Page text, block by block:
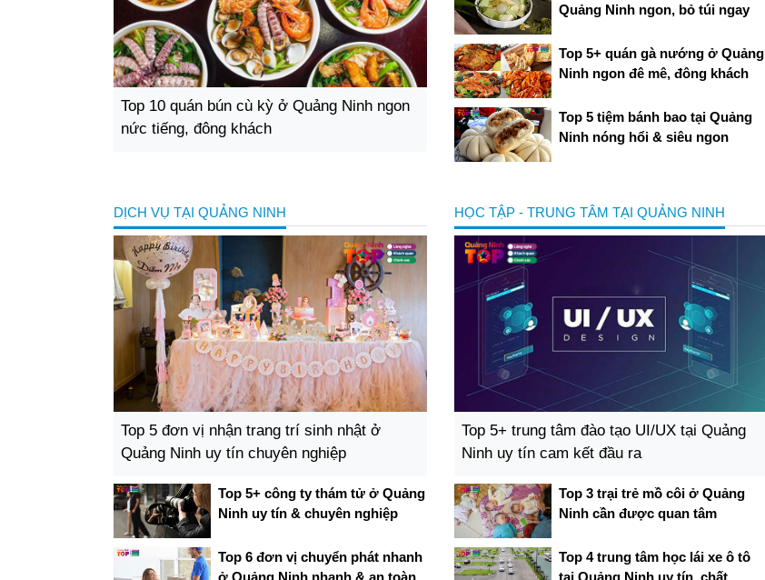
Top 10 quán bún cù kỳ ở Quảng Ninh ngon
nức tiếng, đông khách
Quảng Ninh ngon, bỏ túi ngay
Top 5+ quán gà nướng ở Quảng
Ninh ngon đê mê, đông khách
Top 5 tiệm bánh bao tại Quảng
Ninh nóng hổi & siêu ngon
DỊCH VỤ TẠI QUẢNG NINH
Top 5 đơn vị nhận trang trí sinh nhật ở
Quảng Ninh uy tín chuyên nghiệp
Top 5+ công ty thám tử ở Quảng
Ninh uy tín & chuyên nghiệp
Top 6 đơn vị chuyển phát nhanh
ở Quảng Ninh nhanh & an toàn
HỌC TẬP - TRUNG TÂM TẠI QUẢNG NINH
Top 5+ trung tâm đào tạo UI/UX tại Quảng
Ninh uy tín cam kết đầu ra
Top 3 trại trẻ mồ côi ở Quảng
Ninh cần được quan tâm
Top 4 trung tâm học lái xe ô tô
tại Quảng Ninh uy tín, chất